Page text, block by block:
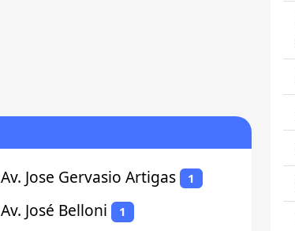
Av. Jose Gervasio Artigas 1
Av. José Belloni 1